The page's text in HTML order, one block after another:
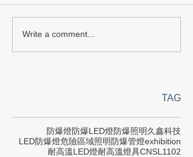
Write a comment...
TAG
防爆燈防爆LED燈防爆照明久鑫科技
LED防爆燈危險區域照明防爆管燈exhibition
耐高溫LED燈耐高溫燈具CNSL1102